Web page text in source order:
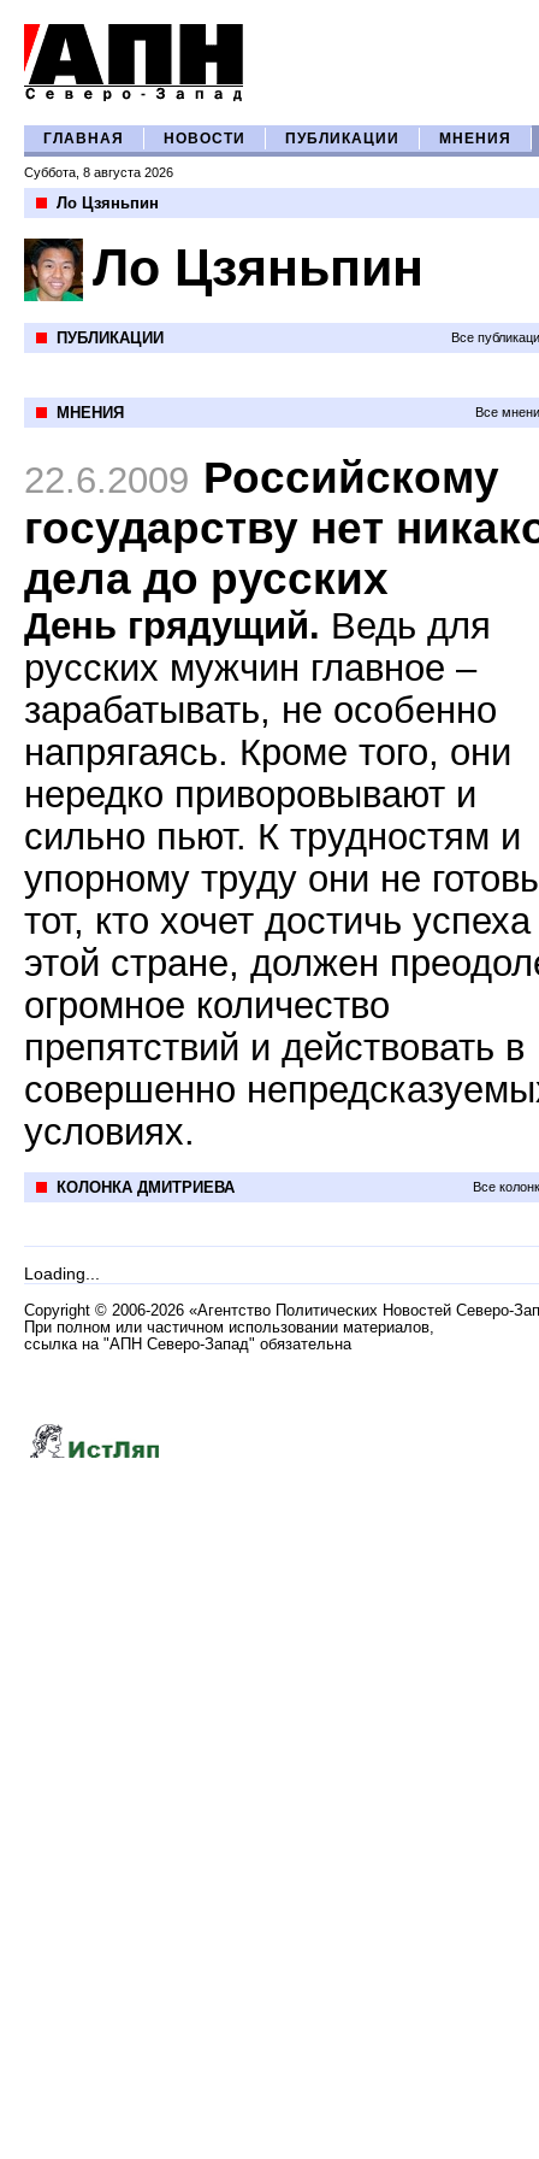
ГЛАВНАЯ НОВОСТИ ПУБЛИКАЦИИ МНЕНИЯ
Суббота, 8 августа 2026
Ло Цзяньпин
Ло Цзяньпин
ПУБЛИКАЦИИ Все
МНЕНИЯ Все
22.6.2009 Российскому
государству нет
дела до русских
День грядущий. Ведь для
русских мужчин главное –
зарабатывать, не особенно
напрягаясь. Кроме того, они
нередко приворовывают и
сильно пьют. К трудностям и
упорному труду они не
тот, кто хочет достичь
этой стране, должен
огромное количество
препятствий и действовать в
совершенно
условиях.
КОЛОНКА ДМИТРИЕВА Все
Loading...
Copyright © 2006-2026 «Агентство Политических Новостей Северо-
При полном или частичном использовании материалов,
ссылка на "АПН Северо-Запад" обязательна